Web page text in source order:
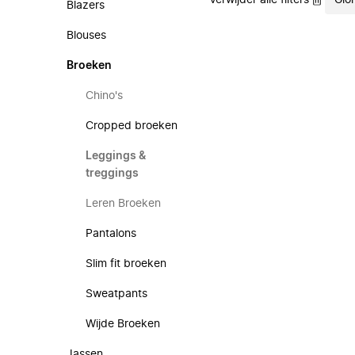
Blazers
Blouses
Broeken
Chino's
Cropped broeken
Leggings &
treggings
Leren Broeken
Pantalons
Slim fit broeken
Sweatpants
Wijde Broeken